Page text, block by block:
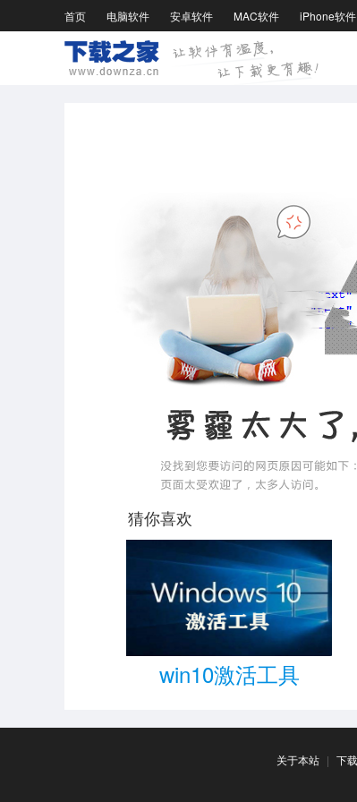
首页 电脑软件 安卓软件 MAC软件 iPhone软件
猜你喜欢
win10激活工具
关于本站 | 下